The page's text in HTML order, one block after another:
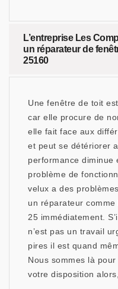
L’entreprise Les
un réparateur de
25160
Une fenêtre de toit
car elle procure de
elle fait face aux
et peut se détériorer
performance diminue
problème de
velux a des
un réparateur
25 immédiatement.
n’est pas un travail
pires il est quand
Nous sommes là
votre disposition